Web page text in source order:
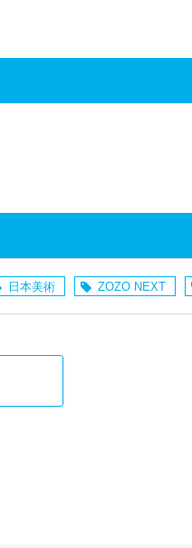
日本美術 ZOZO NEXT